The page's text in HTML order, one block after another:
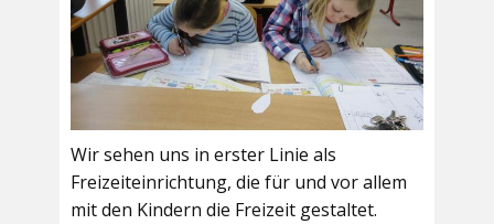
Wir sehen uns in erster Linie als
Freizeiteinrichtung, die für und vor allem
mit den Kindern die Freizeit gestaltet.